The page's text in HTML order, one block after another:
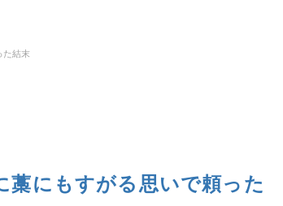
た結末
藁にもすがる思いで頼った